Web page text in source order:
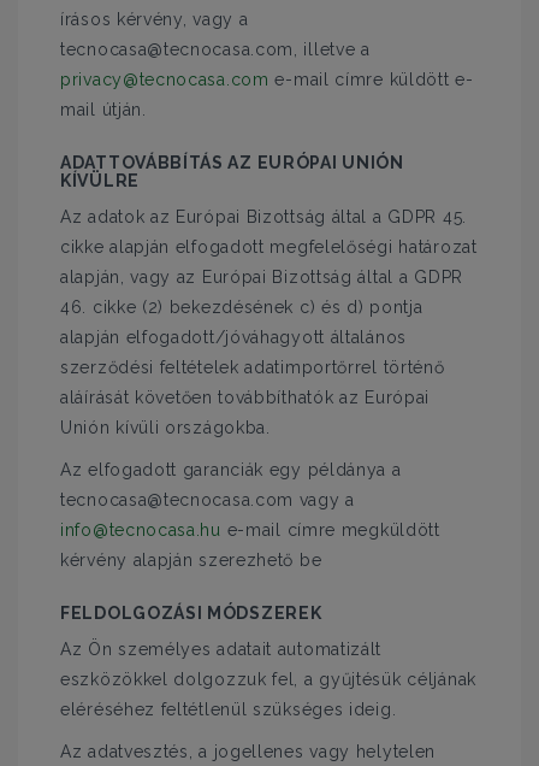
írásos kérvény, vagy a
tecnocasa@tecnocasa.com, illetve a
privacy@tecnocasa.com e-mail címre küldött e-
mail útján.
ADATTOVÁBBÍTÁS AZ EURÓPAI UNIÓN
KÍVÜLRE
Az adatok az Európai Bizottság által a GDPR 45.
cikke alapján elfogadott megfelelőségi határozat
alapján, vagy az Európai Bizottság által a GDPR
46. cikke (2) bekezdésének c) és d) pontja
alapján elfogadott/jóváhagyott általános
szerződési feltételek adatimportőrrel történő
aláírását követően továbbíthatók az Európai
Unión kívüli országokba.
Az elfogadott garanciák egy példánya a
tecnocasa@tecnocasa.com vagy a
info@tecnocasa.hu e-mail címre megküldött
kérvény alapján szerezhető be
FELDOLGOZÁSI MÓDSZEREK
Az Ön személyes adatait automatizált
eszközökkel dolgozzuk fel, a gyűjtésük céljának
eléréséhez feltétlenül szükséges ideig.
Az adatvesztés, a jogellenes vagy helytelen